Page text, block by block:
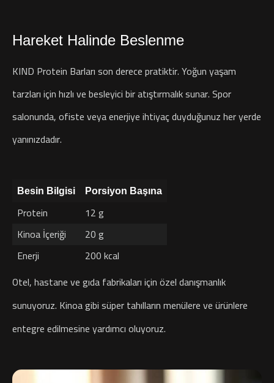
Hareket Halinde Beslenme
KIND Protein Barları son derece pratiktir. Yoğun yaşam
tarzları için hızlı ve besleyici bir atıştırmalık sunar. Spor
salonunda, ofiste veya enerjiye ihtiyaç duyduğunuz her yerde
yanınızdadır.
Besin Bilgisi Porsiyon Başına
Protein
12 g
Kinoa İçeriği
20 g
Enerji
200 kcal
Otel, hastane ve gıda fabrikaları için özel danışmanlık
sunuyoruz. Kinoa gibi süper tahılların menülere ve ürünlere
entegre edilmesine yardımcı oluyoruz.